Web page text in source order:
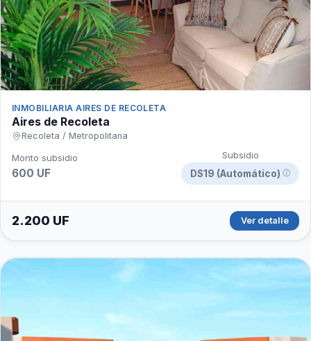
INMOBILIARIA AIRES DE RECOLETA
Aires de Recoleta
Recoleta / Metropolitana
Monto subsidio
600 UF
Subsidio
DS19 (Automático) ⓘ
2.200 UF Ver detalle